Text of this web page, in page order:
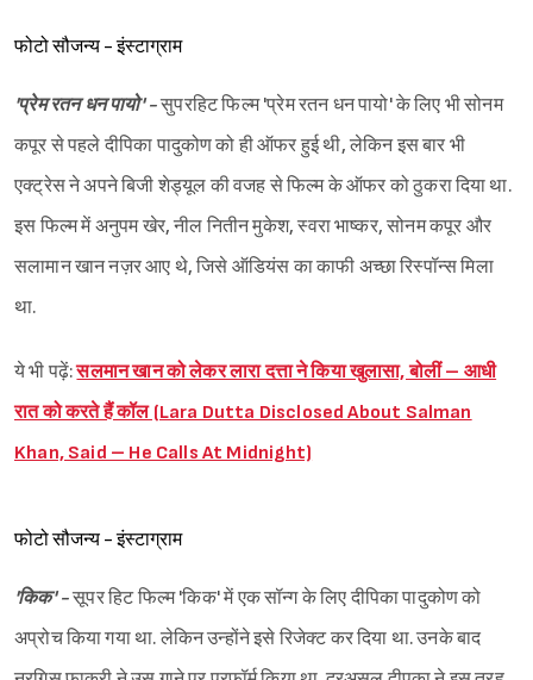
फोटो सौजन्य - इंस्टाग्राम
'प्रेम रतन धन पायो' -सुपरहिट फिल्म 'प्रेम रतन धन पायो' के लिए भी सोनम
कपूर से पहले दीपिका पादुकोण को ही ऑफर हुई थी, लेकिन इस बार भी
एक्ट्रेस ने अपने बिजी शेड्यूल की वजह से फिल्म के ऑफर को ठुकरा दिया था.
इस फिल्म में अनुपम खेर, नील नितीन मुकेश, स्वरा भाष्कर, सोनम कपूर और
सलामान खान नज़र आए थे, जिसे ऑडियंस का काफी अच्छा रिस्पॉन्स मिला
था.
ये भी पढ़ें:सलमान खान को लेकर लारा दत्ता ने किया खुलासा, बोलीं – आधी
रात को करते हैं कॉल (Lara Dutta Disclosed About Salman
Khan, Said – He Calls At Midnight)
फोटो सौजन्य - इंस्टाग्राम
'किक' -सूपर हिट फिल्म 'किक' में एक सॉन्ग के लिए दीपिका पादुकोण को
अप्रोच किया गया था. लेकिन उन्होंने इसे रिजेक्ट कर दिया था. उनके बाद